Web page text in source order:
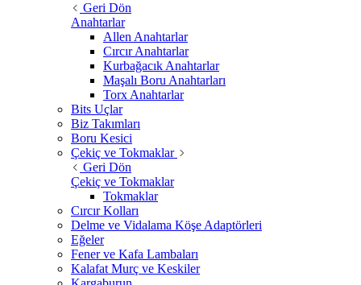
Geri Dön
Anahtarlar
Allen Anahtarlar
Cırcır Anahtarlar
Kurbağacık Anahtarlar
Maşalı Boru Anahtarları
Torx Anahtarlar
Bits Uçlar
Biz Takımları
Boru Kesici
Çekiç ve Tokmaklar
Geri Dön
Çekiç ve Tokmaklar
Tokmaklar
Cırcır Kolları
Delme ve Vidalama Köşe Adaptörleri
Eğeler
Fener ve Kafa Lambaları
Kalafat Murç ve Keskiler